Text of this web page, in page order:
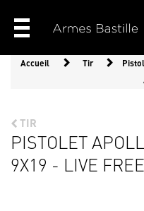
Accueil Tir
TIR
PISTOLET
9X19 - LIVE